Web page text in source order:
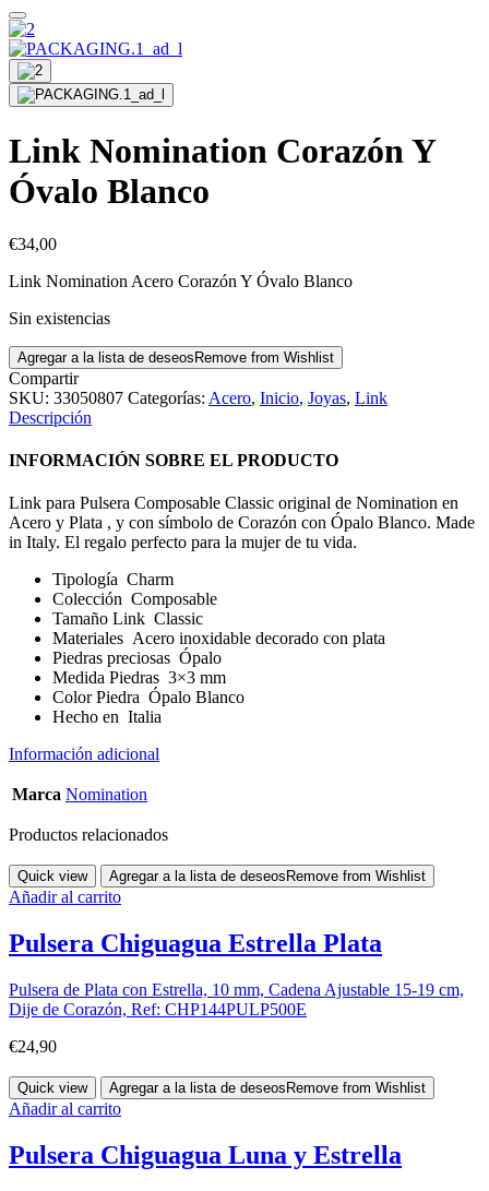
Link Nomination Corazón Y
Óvalo Blanco
€34,00
Link Nomination Acero Corazón Y Óvalo Blanco
Sin existencias
Agregar a la lista de deseos Remove from Wishlist
Compartir
SKU: 33050807 Categorías: Acero, Inicio, Joyas, Link
Descripción
INFORMACIÓN SOBRE EL PRODUCTO
Link para Pulsera Composable Classic original de Nomination en
Acero y Plata , y con símbolo de Corazón con Ópalo Blanco. Made
in Italy. El regalo perfecto para la mujer de tu vida.
Tipología Charm
Colección Composable
Tamaño Link Classic
Materiales Acero inoxidable decorado con plata
Piedras preciosas Ópalo
Medida Piedras 3×3 mm
Color Piedra Ópalo Blanco
Hecho en Italia
Información adicional
Marca Nomination
Productos relacionados
Quick view Agregar a la lista de deseos Remove from Wishlist
Añadir al carrito
Pulsera Chiguagua Estrella Plata
Pulsera de Plata con Estrella, 10 mm, Cadena Ajustable 15-19 cm,
Dije de Corazón, Ref: CHP144PULP500E
€24,90
Quick view Agregar a la lista de deseos Remove from Wishlist
Añadir al carrito
Pulsera Chiguagua Luna y Estrella